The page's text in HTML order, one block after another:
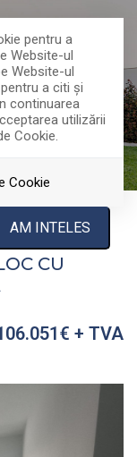
pentru a
Website-ul
Website-ul
a citi și
continuarea
utilizării
Cookie.
Cookie
AM INTELES
CU
+ TVA
TOP